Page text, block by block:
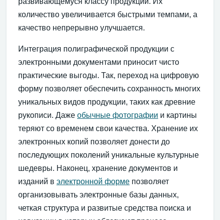
количество увеличивается быстрыми темпами, а
качество непрерывно улучшается.
Интеграция полиграфической продукции с
электронными документами приносит чисто
практические выгоды. Так, переход на цифровую
форму позволяет обеспечить сохранность многих
уникальных видов продукции, таких как древние
рукописи. Даже обычные фотографии и картины
теряют со временем свои качества. Хранение их
электронных копий позволяет донести до
последующих поколений уникальные культурные
шедевры. Наконец, хранение документов и
изданий в электронной форме позволяет
организовывать электронные базы данных,
четкая структура и развитые средства поиска и